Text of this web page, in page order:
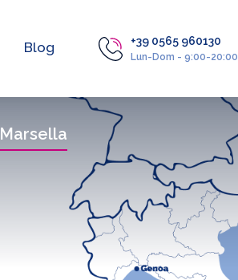
Blog +39 0565 960130
Lun-Dom - 9:00-20:00
Marsella